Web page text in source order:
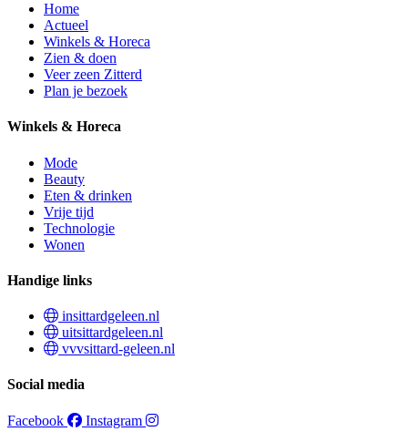
Home
Actueel
Winkels & Horeca
Zien & doen
Veer zeen Zitterd
Plan je bezoek
Winkels & Horeca
Mode
Beauty
Eten & drinken
Vrije tijd
Technologie
Wonen
Handige links
insittardgeleen.nl
uitsittardgeleen.nl
vvvsittard-geleen.nl
Social media
Facebook
Instagram